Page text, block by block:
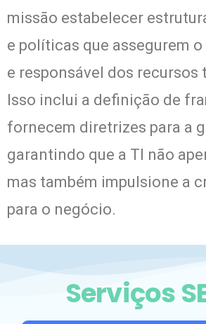
missão estabelecer
e políticas que assegurem
e responsável dos
Isso inclui a definição de
fornecem diretrizes para a
garantindo que a TI não
mas também impulsione a
para o negócio.
Serviços